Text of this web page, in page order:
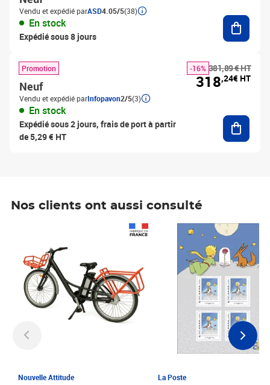
Vendu et expédié parASD4.05/5(38)
En stock
Expédié sous 8 jours
Promotion
Neuf
Vendu et expédié parInfopavon2/5(3)
En stock
Expédié sous 2 jours, frais de port à partir
de 5,29 € HT
381,89 € HT
-16%
318,24€ HT
Nos clients ont aussi consulté
Nouvelle Attitude La Poste
Prix 6,25€ HT